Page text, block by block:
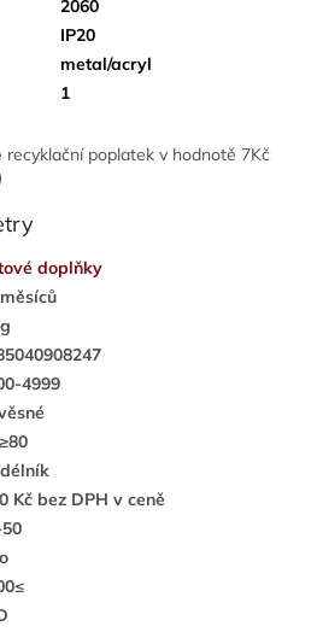
2060
IP20
metal/acryl
1
poplatek v hodnotě 7Kč
doplňky
4999
Kč bez DPH v ceně